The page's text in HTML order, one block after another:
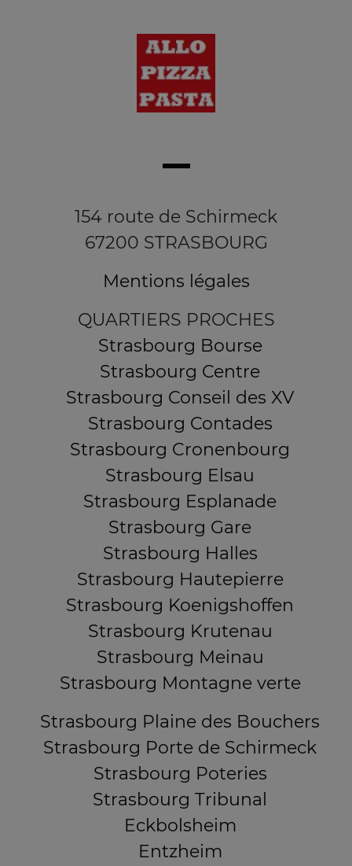
154 route de Schirmeck
67200 STRASBOURG
Mentions légales
QUARTIERS PROCHES
Strasbourg Bourse
Strasbourg Centre
Strasbourg Conseil des XV
Strasbourg Contades
Strasbourg Cronenbourg
Strasbourg Elsau
Strasbourg Esplanade
Strasbourg Gare
Strasbourg Halles
Strasbourg Hautepierre
Strasbourg Koenigshoffen
Strasbourg Krutenau
Strasbourg Meinau
Strasbourg Montagne verte
Strasbourg Plaine des Bouchers
Strasbourg Porte de Schirmeck
Strasbourg Poteries
Strasbourg Tribunal
Eckbolsheim
Entzheim